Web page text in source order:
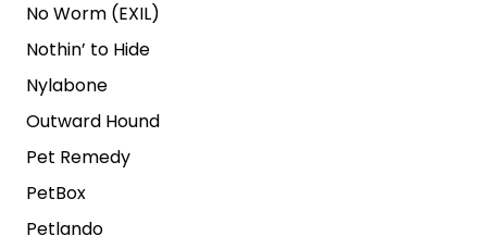
No Worm (EXIL)
Nothin’ to Hide
Nylabone
Outward Hound
Pet Remedy
PetBox
Petlando